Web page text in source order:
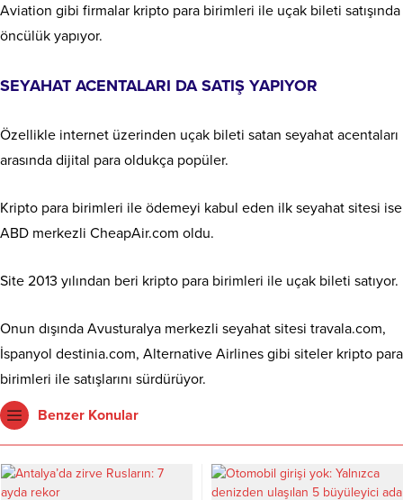
Aviation gibi firmalar kripto para birimleri ile uçak bileti satışında
öncülük yapıyor.
SEYAHAT ACENTALARI DA SATIŞ YAPIYOR
Özellikle internet üzerinden uçak bileti satan seyahat acentaları
arasında dijital para oldukça popüler.
Kripto para birimleri ile ödemeyi kabul eden ilk seyahat sitesi ise
ABD merkezli CheapAir.com oldu.
Site 2013 yılından beri kripto para birimleri ile uçak bileti satıyor.
Onun dışında Avusturalya merkezli seyahat sitesi travala.com,
İspanyol destinia.com, Alternative Airlines gibi siteler kripto para
birimleri ile satışlarını sürdürüyor.
Benzer Konular